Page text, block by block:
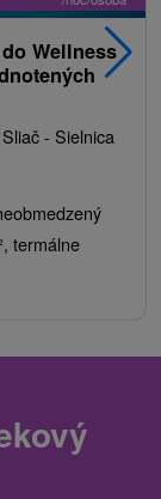
Wellness
Sliač - Sielnica
termálne